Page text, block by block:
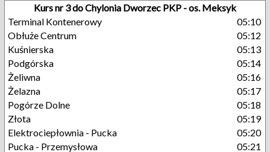
Kurs nr 3 do Chylonia Dworzec PKP - os. Meksyk
Terminal Kontenerowy
05:10
Obłuże Centrum
05:12
Kuśnierska
05:13
Podgórska
05:14
Żeliwna
05:16
Żelazna
05:17
Pogórze Dolne
05:18
Złota
05:19
Elektrociepłownia - Pucka
05:20
Pucka - Przemysłowa
05:21